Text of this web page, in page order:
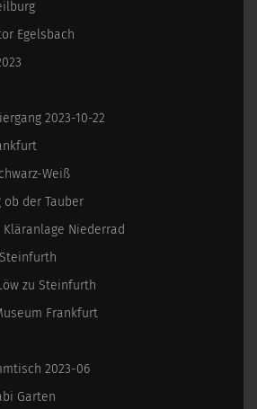
Egelsbach
2023-10-22
Weiß
ob der Tauber
Niederrad
zu Steinfurth
Frankfurt
2023-06
Garten